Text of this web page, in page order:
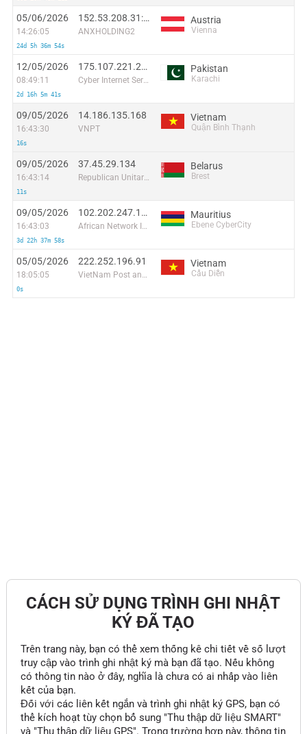
05/06/2026
14:26:05
24d 5h 36m 54s
152.53.208.31:54878
ANXHOLDING2
Austria
Vienna
12/05/2026
08:49:11
2d 16h 5m 41s
175.107.221.213:51592
Cyber Internet Services Pakistan
Pakistan
Karachi
09/05/2026
16:43:30
16s
14.186.135.168
VNPT
Vietnam
Quận Bình Thạnh
09/05/2026
16:43:14
11s
37.45.29.134
Republican Unitary Telecommunication Enterprise Beltelecom
Belarus
Brest
09/05/2026
16:43:03
3d 22h 37m 58s
102.202.247.186
African Network Information Center - (AfriNIC) Ltd
Mauritius
Ebene CyberCity
05/05/2026
18:05:05
0s
222.252.196.91
VietNam Post and Telecom Corporation
Vietnam
Cầu Diễn
CÁCH SỬ DỤNG TRÌNH GHI NHẬT
KÝ ĐÃ TẠO
Trên trang này, bạn có thể xem thống kê chi tiết về số lượt
truy cập vào trình ghi nhật ký mà bạn đã tạo. Nếu không
có thông tin nào ở đây, nghĩa là chưa có ai nhấp vào liên
kết của bạn.
Đối với các liên kết ngắn và trình ghi nhật ký GPS, bạn có
thể kích hoạt tùy chọn bổ sung "Thu thập dữ liệu SMART"
và "Thu thập dữ liệu GPS". Trong trường hợp này, thông tin